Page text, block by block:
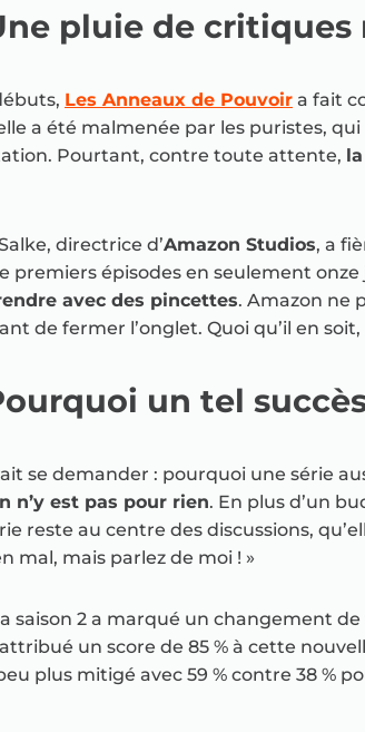
pluie de critiques
Les Anneaux de Pouvoir a fait
a été malmenée par les puristes,
Pourtant, contre toute attente,
directrice d’Amazon Studios, a
premiers épisodes en seulement
avec des pincettes. Amazon ne
de fermer l’onglet. Quoi qu’il en soit,
un tel
se demander : pourquoi une série
n’y est pas pour rien. En plus d’un
reste au centre des discussions,
mal, mais parlez de moi ! »
saison 2 a marqué un changement
un score de 85 % à cette
plus mitigé avec 59 % contre 38 %